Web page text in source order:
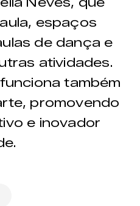
espaços
de dança e
atividades.
também
promovendo
e inovador